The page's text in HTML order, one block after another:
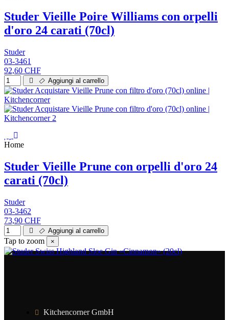
Studer Vieille Poire Williams con orpelli
d'oro 24 carati (70cl)
Studer
03-3461
92,60 CHF
Aggiungi al carrello
Home
Studer Vieille Prune con orpelli d'oro 24
carati (70cl)
Studer
03-3462
73,90 CHF
Aggiungi al carrello
Tap to zoom ×
Kitchencorner GmbH